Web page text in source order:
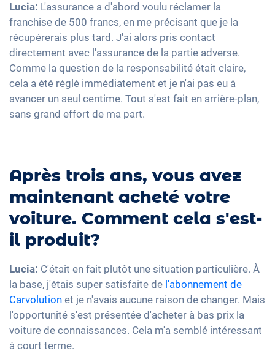
Lucia: L'assurance a d'abord voulu réclamer la
franchise de 500 francs, en me précisant que je la
récupérerais plus tard. J'ai alors pris contact
directement avec l'assurance de la partie adverse.
Comme la question de la responsabilité était claire,
cela a été réglé immédiatement et je n'ai pas eu à
avancer un seul centime. Tout s'est fait en arrière-plan,
sans grand effort de ma part.
Après trois ans, vous avez
maintenant acheté votre
voiture. Comment cela s'est-
il produit?
Lucia: C'était en fait plutôt une situation particulière. À
la base, j'étais super satisfaite de l'abonnement de
Carvolution et je n'avais aucune raison de changer. Mais
l'opportunité s'est présentée d'acheter à bas prix la
voiture de connaissances. Cela m'a semblé intéressant
à court terme.